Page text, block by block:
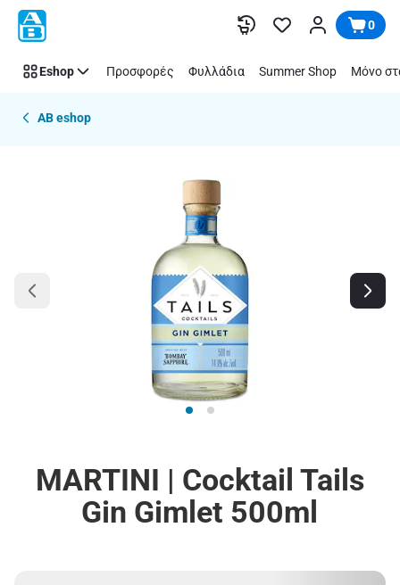
Παράλειψη 0
Eshop Προσφορές Φυλλάδια Summer Shop Μόνο
AB eshop
MARTINI | Cocktail Tails
Gin Gimlet 500ml